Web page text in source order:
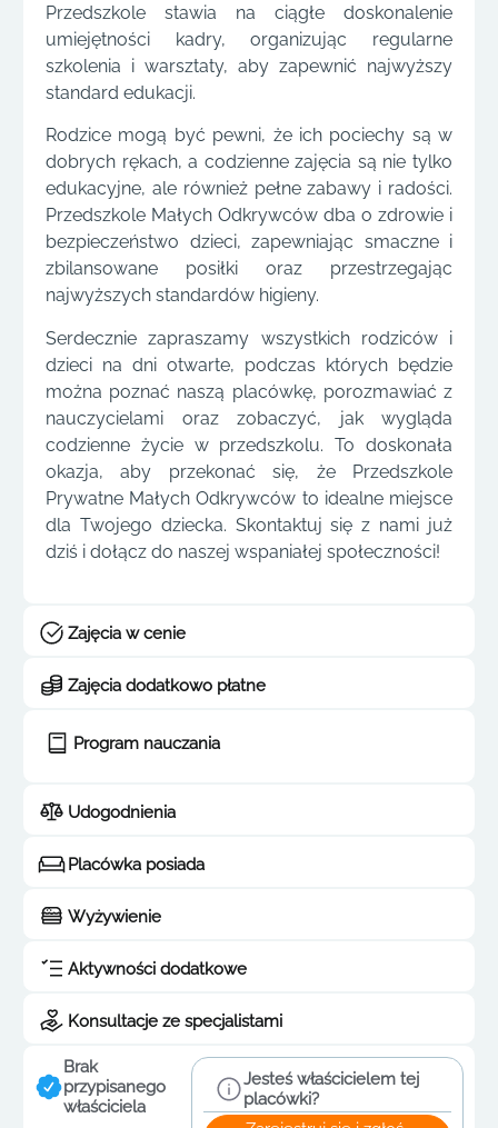
Przedszkole stawia na ciągłe doskonalenie
umiejętności kadry, organizując regularne
szkolenia i warsztaty, aby zapewnić najwyższy
standard edukacji.
Rodzice mogą być pewni, że ich pociechy są w
dobrych rękach, a codzienne zajęcia są nie tylko
edukacyjne, ale również pełne zabawy i radości.
Przedszkole Małych Odkrywców dba o zdrowie i
bezpieczeństwo dzieci, zapewniając smaczne i
zbilansowane posiłki oraz przestrzegając
najwyższych standardów higieny.
Serdecznie zapraszamy wszystkich rodziców i
dzieci na dni otwarte, podczas których będzie
można poznać naszą placówkę, porozmawiać z
nauczycielami oraz zobaczyć, jak wygląda
codzienne życie w przedszkolu. To doskonała
okazja, aby przekonać się, że Przedszkole
Prywatne Małych Odkrywców to idealne miejsce
dla Twojego dziecka. Skontaktuj się z nami już
dziś i dołącz do naszej wspaniałej społeczności!
Zajęcia w cenie
Zajęcia dodatkowo płatne
Program nauczania
Udogodnienia
Placówka posiada
Wyżywienie
Aktywności dodatkowe
Konsultacje ze specjalistami
Brak
przypisanego
właściciela
Jesteś właścicielem tej
placówki?